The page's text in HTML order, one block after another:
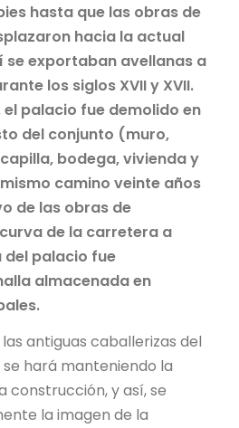
hasta que las obras de
hacia la actual
se exportaban avellanas a
los siglos XVII y XVII.
palacio fue demolido en
del conjunto (muro,
bodega, vivienda y
camino veinte años
de las obras de
de la carretera a
del palacio fue
almacenada en
antiguas caballerizas del
se hará manteniendo la
construcción, y así, se
la imagen de la